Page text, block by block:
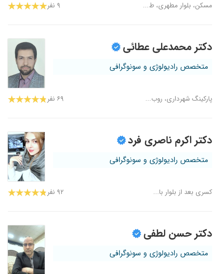
مسکن، بلوار مطهری، ط... ۹ نفر
دکتر محمدعلی عطائی
متخصص رادیولوژی و سونوگرافی
پارکینگ شهرداری، روب... ۶۹ نفر
دکتر اکرم ناصری فرد
متخصص رادیولوژی و سونوگرافی
کسری بعد از بلوار با... ۹۲ نفر
دکتر حسن لطفی
متخصص رادیولوژی و سونوگرافی